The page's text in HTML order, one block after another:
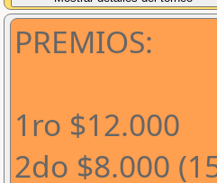
PREMIOS:
1ro $12.000
2do $8.000